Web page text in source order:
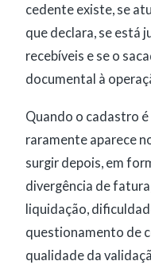
cedente existe, se
que declara, se está
recebíveis e se o
documental à
Quando o cadastro
raramente aparece
surgir depois, em
divergência de
liquidação,
questionamento de
qualidade da